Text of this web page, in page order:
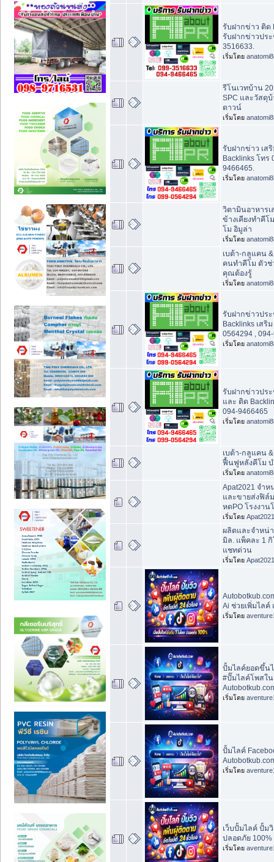
รับฝากข่าว ติด
รับฝากข่าวปร
3516633.
เริ่มโดย
รีโนเวทบ้าน
SPC และวัสดุ
ดาวน์
เริ่มโดย
รับฝากข่าว เส
Backlinks โทร
9466465.
เริ่มโดย
วิตามินอาหารเ
ข้างเคียงทำคีโ
โม อิมูล่า
เริ่มโดย
เบต้า-กลูแคน
คนทำคีโม ตัวช่
คุณต้องรู้
เริ่มโดย
รับฝากข่าวปร
Backlinks เสริ
0564294 ,
เริ่มโดย
รับฝากข่าวปร
และ ติด
094-9466465
เริ่มโดย
เบต้า-กลูแคน
ฟื้นฟูหลังคีโม บ
เริ่มโดย
Apat2021 จำ
และขายส่งฟิล์
หดPO โรงงาน
เริ่มโดย Apat2021
ผลิตและจำหน่
มิล. แพ็คละ 1
แชทด่วน
เริ่มโดย Apat2021
Ai ช่วยเพิ่มไลค์
เริ่มโดย
ปั้มไลค์ยอดขึ้น
#ปั๊มไลค์โพสใน
เริ่มโดย
ปั้มไลค์
เริ่มโดย
เว็บปั้มไลค์ ปั้ม
ปลอดภัย 100%
เริ่มโดย